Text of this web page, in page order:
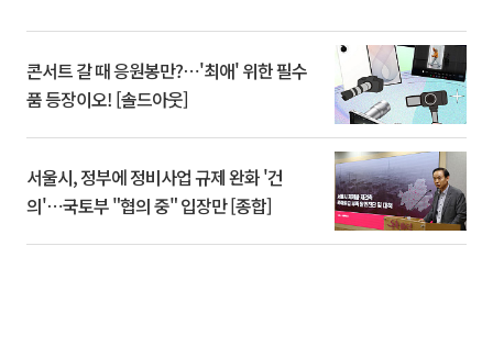
콘서트 갈 때 응원봉만?⋯'최애' 위한 필수
품 등장이오! [솔드아웃]
서울시, 정부에 정비사업 규제 완화 '건
의'⋯국토부 "협의 중" 입장만 [종합]